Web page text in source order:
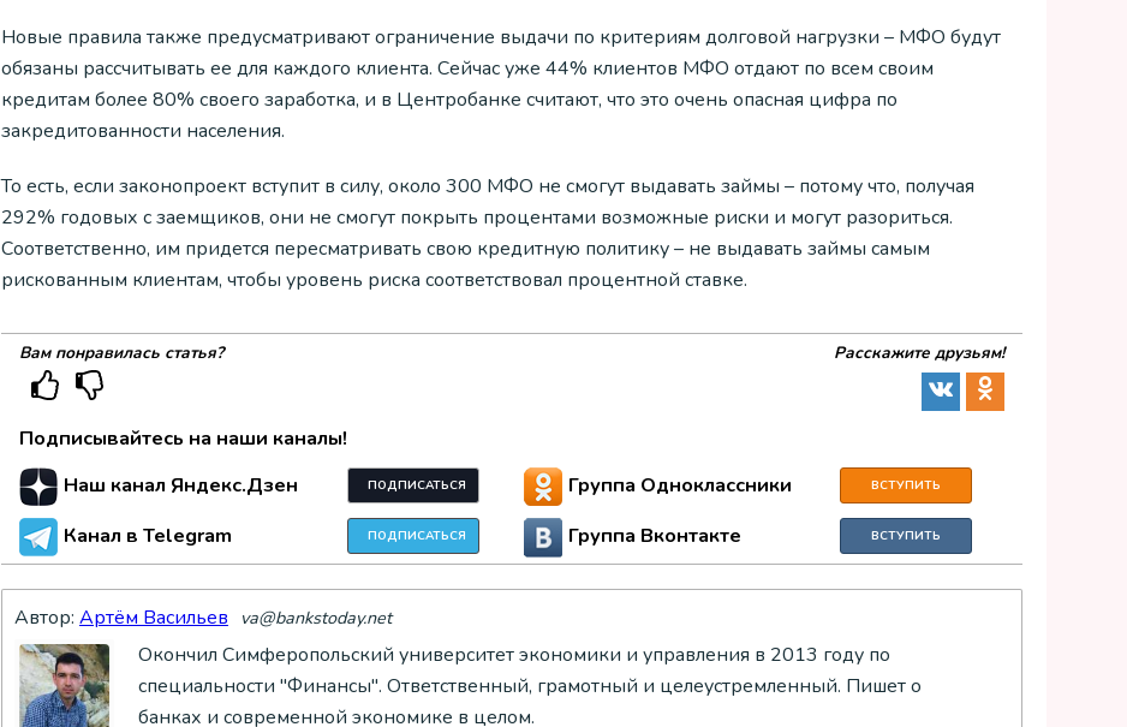
Новые правила также предусматривают ограничение выдачи по критериям долговой нагрузки – МФО будут
обязаны рассчитывать ее для каждого клиента. Сейчас уже 44% клиентов МФО отдают по всем своим
кредитам более 80% своего заработка, и в Центробанке считают, что это очень опасная цифра по
закредитованности населения.
То есть, если законопроект вступит в силу, около 300 МФО не смогут выдавать займы – потому что, получая
292% годовых с заемщиков, они не смогут покрыть процентами возможные риски и могут разориться.
Соответственно, им придется пересматривать свою кредитную политику – не выдавать займы самым
рискованным клиентам, чтобы уровень риска соответствовал процентной ставке.
Вам понравилась статья? Расскажите друзьям!
Подписывайтесь на наши каналы!
Наш канал Яндекс.Дзен
ПОДПИСАТЬСЯ
Канал в Telegram ПОДПИСАТЬСЯ
Группа Одноклассники ВСТУПИТЬ
Группа Вконтакте ВСТУПИТЬ
Автор: Артём Васильев va@bankstoday.net
Окончил Симферопольский университет экономики и управления в 2013 году по
специальности "Финансы". Ответственный, грамотный и целеустремленный. Пишет о
банках и современной экономике в целом.